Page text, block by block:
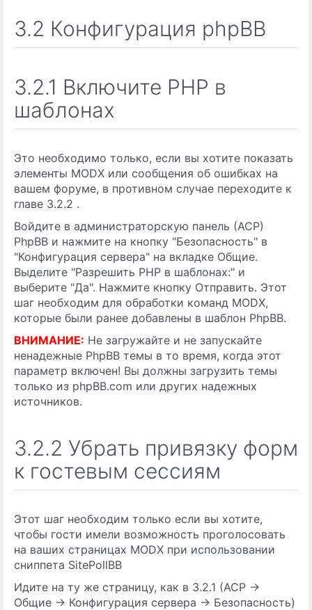
3.2 Конфигурация phpBB
3.2.1 Включите PHP в
шаблонах
Это необходимо только, если вы хотите показать
элементы MODX или сообщения об ошибках на
вашем форуме, в противном случае переходите к
главе 3.2.2 .
Войдите в администраторскую панель (АСР)
PhpBB и нажмите на кнопку "Безопасность" в
"Конфигурация сервера" на вкладке Общие.
Выделите "Разрешить PHP в шаблонах:" и
выберите "Да". Нажмите кнопку Отправить. Этот
шаг необходим для обработки команд MODX,
которые были ранее добавлены в шаблон PhpBB.
ВНИМАНИЕ: Не загружайте и не запускайте
ненадежные PhpBB темы в то время, когда этот
параметр включен! Вы должны загрузить темы
только из phpBB.com или других надежных
источников.
3.2.2 Убрать привязку форм
к гостевым сессиям
Этот шаг необходим только если вы хотите,
чтобы гости имели возможность проголосовать
на ваших страницах MODX при использовании
сниппета SitePollBB
Идите на ту же страницу, как в 3.2.1 (ACP ->
Общие -> Конфигурация сервера -> Безопасность)